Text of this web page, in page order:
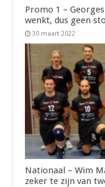
Promo 1 –
wenkt, dus geen
30 maart 2022
Nationaal – Wim
zeker te zijn van